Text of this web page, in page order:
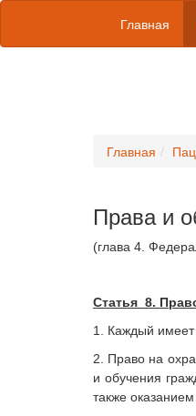
Главная
Главная
Права и
(глава 4.
Статья 8.
1. Каждый имеет
2. Право на
и обучения
также